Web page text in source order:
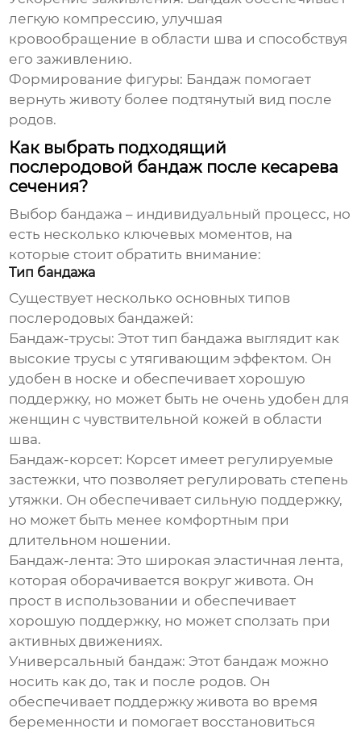
легкую компрессию, улучшая
кровообращение в области шва и способствуя
его заживлению.
Формирование фигуры: Бандаж помогает
вернуть животу более подтянутый вид после
родов.
Как выбрать подходящий
послеродовой бандаж после кесарева
сечения?
Выбор бандажа – индивидуальный процесс, но
есть несколько ключевых моментов, на
которые стоит обратить внимание:
Тип бандажа
Существует несколько основных типов
послеродовых бандажей:
Бандаж-трусы: Этот тип бандажа выглядит как
высокие трусы с утягивающим эффектом. Он
удобен в носке и обеспечивает хорошую
поддержку, но может быть не очень удобен для
женщин с чувствительной кожей в области
шва.
Бандаж-корсет: Корсет имеет регулируемые
застежки, что позволяет регулировать степень
утяжки. Он обеспечивает сильную поддержку,
но может быть менее комфортным при
длительном ношении.
Бандаж-лента: Это широкая эластичная лента,
которая оборачивается вокруг живота. Он
прост в использовании и обеспечивает
хорошую поддержку, но может сползать при
активных движениях.
Универсальный бандаж: Этот бандаж можно
носить как до, так и после родов. Он
обеспечивает поддержку живота во время
беременности и помогает восстановиться